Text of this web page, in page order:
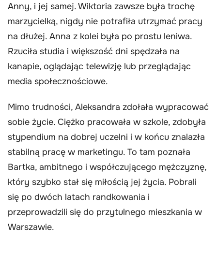
Anny, i jej samej. Wiktoria zawsze była trochę
marzycielką, nigdy nie potrafiła utrzymać pracy
na dłużej. Anna z kolei była po prostu leniwa.
Rzuciła studia i większość dni spędzała na
kanapie, oglądając telewizję lub przeglądając
media społecznościowe.
Mimo trudności, Aleksandra zdołała wypracować
sobie życie. Ciężko pracowała w szkole, zdobyła
stypendium na dobrej uczelni i w końcu znalazła
stabilną pracę w marketingu. To tam poznała
Bartka, ambitnego i współczującego mężczyznę,
który szybko stał się miłością jej życia. Pobrali
się po dwóch latach randkowania i
przeprowadzili się do przytulnego mieszkania w
Warszawie.